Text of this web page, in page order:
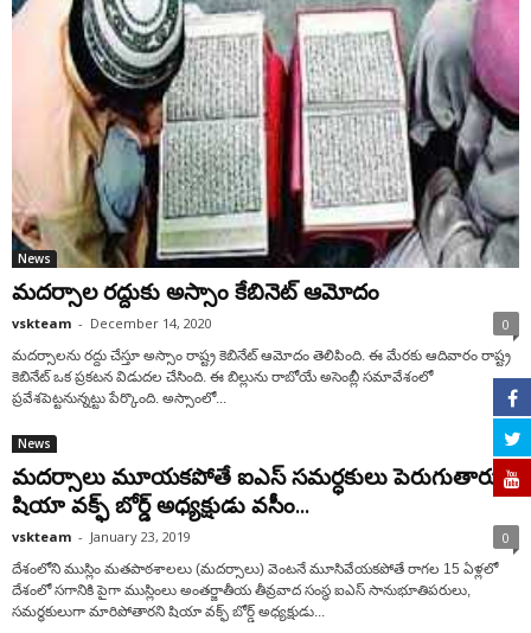
News
మ‌ద‌ర్సాల ర‌ద్దుకు అస్సాం కేబినెట్ ఆమోదం
vskteam - December 14, 2020 0
మ‌ద‌ర్సాలను ర‌ద్దు చేస్తూ అస్సాం రాష్ట్ర కెబినేట్ ఆమోదం తెలిపింది. ఈ మేర‌కు ఆదివారం రాష్ట్ర
కెబినేట్ ఒక ప్ర‌క‌ట‌న విడుద‌ల చేసింది. ఈ బిల్లును రాబోయే అసెంబ్లీ స‌మావేశంలో
ప్ర‌వేశ‌పెట్ట‌నున్న‌ట్టు పేర్కొంది. అస్సాంలో...
News
మదర్సాలు మూయకపోతే ఐఎస్ సమర్ధకులు పెరుగుతారు –
షియా వక్ఫ్ బోర్డ్ అధ్యక్షుడు వసీం...
vskteam - January 23, 2019 0
దేశంలోని ముస్లిం మతపాఠశాలలు (మదర్సాలు) వెంటనే మూసివేయకపోతే రాగల 15 ఏళ్లలో
దేశంలో సగానికి పైగా ముస్లింలు అంతర్జాతీయ తీవ్రవాద సంస్థ ఐఎస్ సానుభూతిపరులు,
సమర్ధకులుగా మారిపోతారని షియా వక్ఫ్ బోర్డ్ అధ్యక్షుడు...